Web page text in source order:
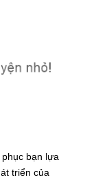
bạn lựa
triển của